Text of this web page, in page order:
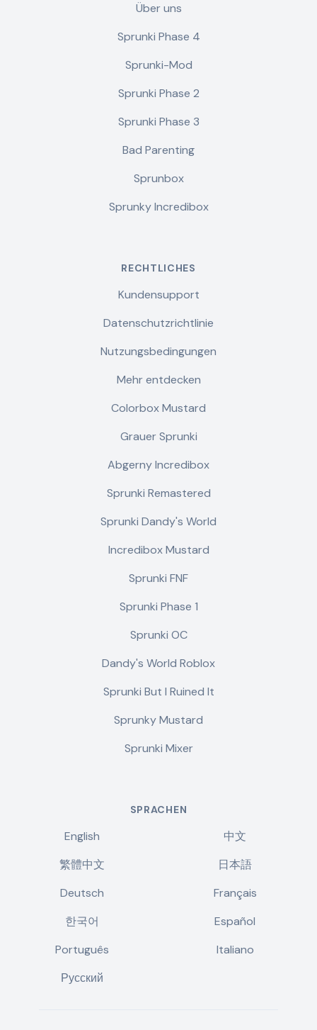
Über uns
Sprunki Phase 4
Sprunki-Mod
Sprunki Phase 2
Sprunki Phase 3
Bad Parenting
Sprunbox
Sprunky Incredibox
RECHTLICHES
Kundensupport
Datenschutzrichtlinie
Nutzungsbedingungen
Mehr entdecken
Colorbox Mustard
Grauer Sprunki
Abgerny Incredibox
Sprunki Remastered
Sprunki Dandy's World
Incredibox Mustard
Sprunki FNF
Sprunki Phase 1
Sprunki OC
Dandy's World Roblox
Sprunki But I Ruined It
Sprunky Mustard
Sprunki Mixer
SPRACHEN
English
中文
繁體中文
日本語
Deutsch
Français
한국어
Español
Português
Italiano
Русский